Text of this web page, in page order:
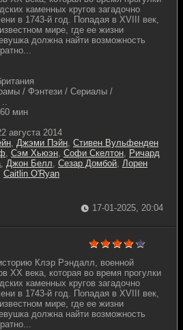
каменных кругов загадочно
в 1743-й год. Попадая в XVIII век,
мире, где ее жизни
должна найти возможность
/ Фэнтези / Сериалы /
..
60 мин
августа 2014
, Джэми Пэйн, Стивен Вульфенден
, Сэм Хьюэн, Софи Скелтон, Ричард
, Джон Белл, Сезар Домбой, Лорен
Caitlin O'Ryan
17-01-2025, 20:04
Клэр Рэндалл, военной
XX века, которая во время прогулки
каменных кругов загадочно
в 1743-й год. Попадая в XVIII век,
мире, где ее жизни
должна найти возможность